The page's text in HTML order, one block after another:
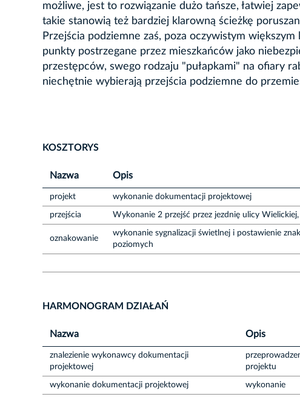
możliwe, jest to rozwiązanie dużo tańsze, łatwiej
takie stanowią też bardziej klarowną ścieżkę
Przejścia podziemne zaś, poza oczywistym
punkty postrzegane przez mieszkańców jako
przestępców, swego rodzaju "pułapkami" na ofiary
niechętnie wybierają przejścia podziemne do
KOSZTORYS
Nazwa Opis
projekt wykonanie dokumentacji projektowej
przejścia Wykonanie 2 przejść przez jezdnię ulicy
oznakowanie
wykonanie sygnalizacji świetlnej i postawienie
poziomych
HARMONOGRAM DZIAŁAŃ
Nazwa Opis
znalezienie wykonawcy dokumentacji
projektowej
projektu
wykonanie dokumentacji projektowej wykonanie